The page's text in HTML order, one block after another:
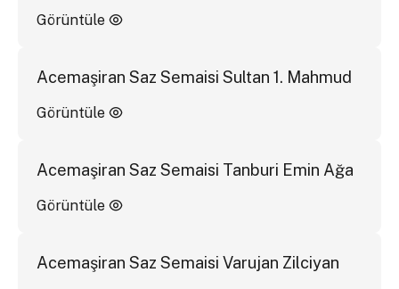
Görüntüle
Acemaşiran Saz Semaisi Sultan 1. Mahmud
Görüntüle
Acemaşiran Saz Semaisi Tanburi Emin Ağa
Görüntüle
Acemaşiran Saz Semaisi Varujan Zilciyan